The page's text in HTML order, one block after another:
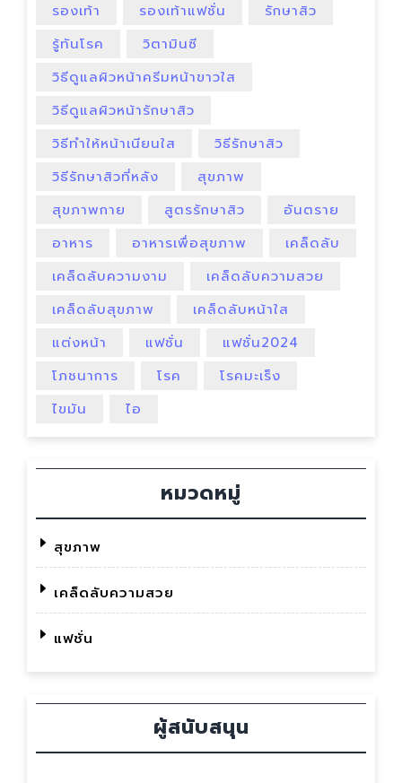
รองเท้า
รองเท้าแฟชั่น
รักษาสิว
รู้ทันโรค
วิตามินซี
วิธีดูแลผิวหน้าครีมหน้าขาวใส
วิธีดูแลผิวหน้ารักษาสิว
วิธีทําให้หน้าเนียนใส
วิธีรักษาสิว
วิธีรักษาสิวที่หลัง
สุขภาพ
สุขภาพกาย
สูตรรักษาสิว
อันตราย
อาหาร
อาหารเพื่อสุขภาพ
เคล็ดลับ
เคล็ดลับความงาม
เคล็ดลับความสวย
เคล็ดลับสุขภาพ
เคล็ดลับหน้าใส
แต่งหน้า
แฟชั่น
แฟชั่น2024
โภชนาการ
โรค
โรคมะเร็ง
ไขมัน
ไอ
หมวดหมู่
สุขภาพ
เคล็ดลับความสวย
แฟชั่น
ผู้สนับสนุน